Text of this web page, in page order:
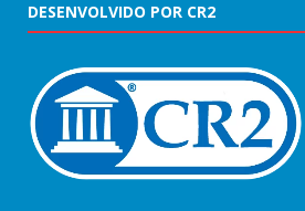
DESENVOLVIDO POR CR2